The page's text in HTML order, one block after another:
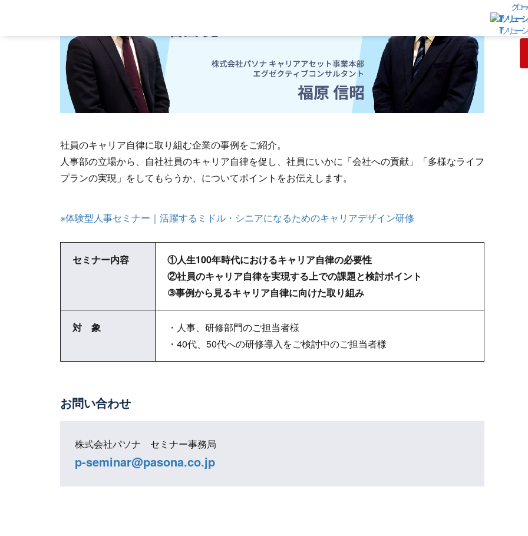
グロ
ITソリュー
社員のキャリア自律に取り組む企業の事例をご紹介。
人事部の立場から、自社社員のキャリア自律を促し、社員にいかに「会社への貢献」「多様なライフ
プランの実現」をしてもらうか、についてポイントをお伝えします。
※体験型人事セミナー｜活躍するミドル・シニアになるためのキャリアデザイン研修
セミナー内容
①人生100年時代におけるキャリア自律の必要性
②社員のキャリア自律を実現する上での課題と検討ポイント
③事例から見るキャリア自律に向けた取り組み
対 象
・人事、研修部門のご担当者様
・40代、50代への研修導入をご検討中のご担当者様
お問い合わせ
株式会社パソナ セミナー事務局
p-seminar@pasona.co.jp